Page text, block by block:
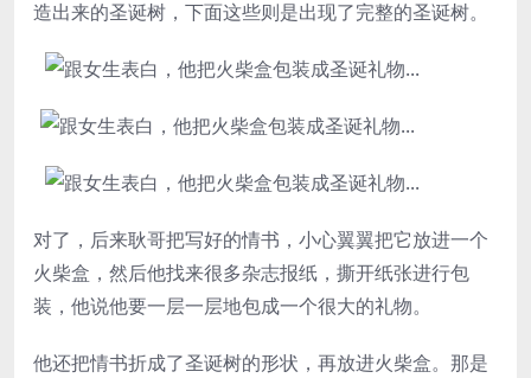
造出来的圣诞树，下面这些则是出现了完整的圣诞树。
对了，后来耿哥把写好的情书，小心翼翼把它放进一个
火柴盒，然后他找来很多杂志报纸，撕开纸张进行包
装，他说他要一层一层地包成一个很大的礼物。
他还把情书折成了圣诞树的形状，再放进火柴盒。那是